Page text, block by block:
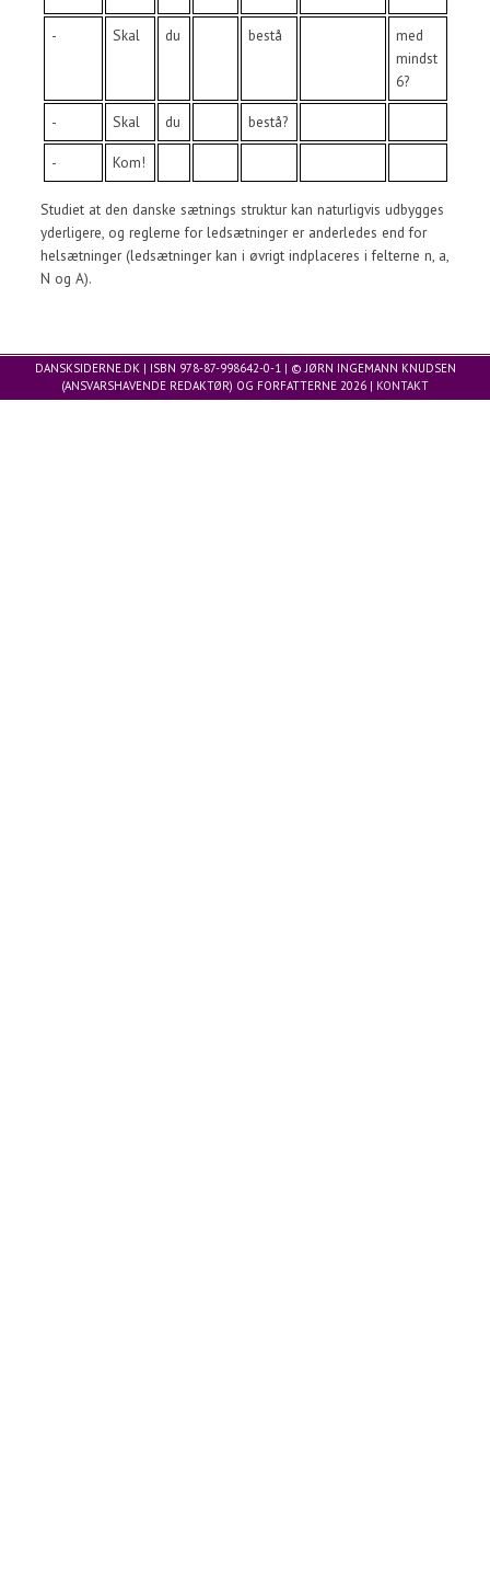
- Skal du bestå
med
mindst
6?
- Skal du bestå?
- Kom!
Studiet at den danske sætnings struktur kan naturligvis udbygges
yderligere, og reglerne for ledsætninger er anderledes end for
helsætninger (ledsætninger kan i øvrigt indplaceres i felterne n, a,
N og A).
DANSKSIDERNE.DK | ISBN 978-87-998642-0-1 | © JØRN INGEMANN KNUDSEN
(ANSVARSHAVENDE REDAKTØR) OG FORFATTERNE 2026 | KONTAKT